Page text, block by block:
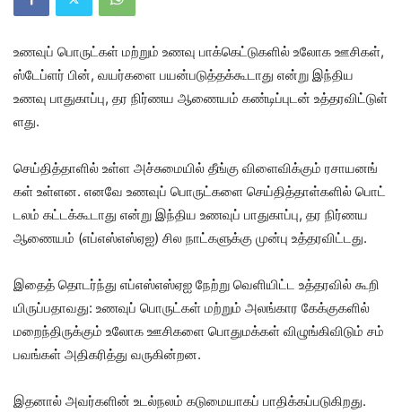
உணவுப் பொருட்​கள் மற்​றும் உணவு பாக்​கெட்​டு​களில் உலோக ஊசிகள்,
ஸ்டேப்ளர் பின், வயர்​களை பயன்​படுத்​தக்​கூ​டாது என்று இந்​திய
உணவு பாது​காப்​பு, தர நிர்ணய ஆணை​யம் கண்​டிப்​புடன் உத்​தர​விட்​டுள்​
ளது.
செய்​தித்​தாளில் உள்ள அச்​சுமை​யில் தீங்கு விளைவிக்​கும் ரசாயனங்​
கள் உள்​ளன. எனவே உணவுப் பொருட்​களை செய்​தித்​தாள்​களில் பொட்​
டலம் கட்​டக்​கூ​டாது என்று இந்​திய உணவுப் பாது​காப்​பு, தர நிர்ணய
ஆணை​யம் (எப்​எஸ்​எஸ்​ஏஐ) சில நாட்​களுக்கு முன்பு உத்​தர​விட்​டது.
இதைத் தொடர்ந்து எப்​எஸ்​எஸ்ஏஐ நேற்று வெளி​யிட்ட உத்​தர​வில் கூறி​
யிருப்​ப​தாவது: உணவுப் பொருட்​கள் மற்​றும் அலங்​கார கேக்​கு​களில்
மறைந்​திருக்​கும் உலோக ஊசிகளை பொது​மக்​கள் விழுங்​கி​விடும் சம்​
பவங்​கள் அதி​கரித்து வரு​கின்​றன.
இதனால் அவர்​களின் உடல்​நலம் கடுமை​யாகப் பாதிக்​கப்​படு​கிறது.